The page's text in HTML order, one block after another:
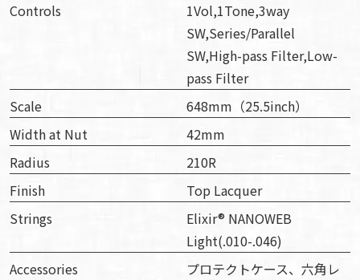
Controls
1Vol,1Tone,3way
SW,Series/Parallel
SW,High-pass Filter,Low-
pass Filter
Scale
648mm（25.5inch）
Width at Nut
42mm
Radius
210R
Finish
Top Lacquer
Strings
Elixir® NANOWEB
Light(.010-.046)
Accessories
プロテクトケース、六角レ